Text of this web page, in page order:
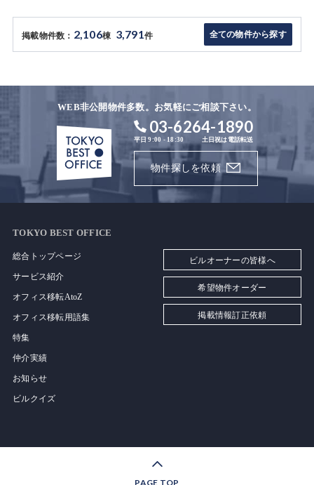
掲載物件数： 2,106棟 3,791件 全ての物件から探す
WEB非公開物件多数。お気軽にご相談下さい。
03-6264-1890
平日 9:00 - 18:30 土日祝は電話転送
物件探しを依頼
TOKYO BEST OFFICE
総合トップページ
サービス紹介
オフィス移転AtoZ
オフィス移転用語集
特集
仲介実績
お知らせ
ビルクイズ
ビルオーナーの皆様へ
希望物件オーダー
掲載情報訂正依頼
PAGE TOP